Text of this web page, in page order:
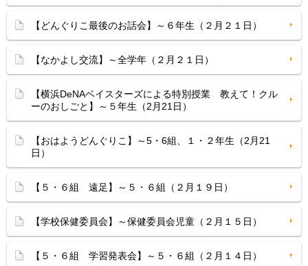
【どんぐりこ最後のお話会】～６年生（２月２１日）
【なかよし交流】～全学年（２月２１日）
【横浜DeNAベイスターズによる特別授業 教えて！クル
ーのおしごと】～５年生（2月21日）
【おはようどんぐりこ】～5・6組、１・２年生（2月21
日）
【５・６組 遠足】～５・６組（２月１９日）
【学校保健委員会】～保健委員会児童（２月１５日）
【５・６組 学習発表会】～５・６組（２月１４日）